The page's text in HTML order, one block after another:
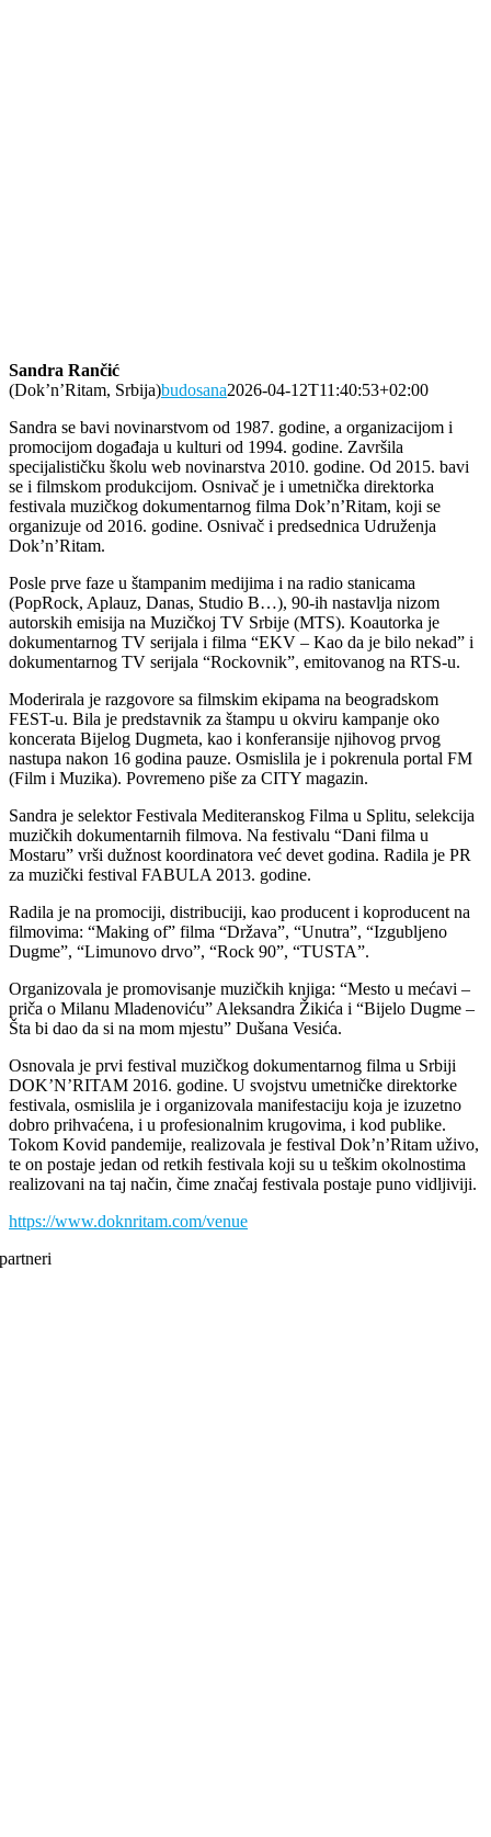
Sandra Rančić
(Dok’n’Ritam, Srbija)budosana2026-04-12T11:40:53+02:00
Sandra se bavi novinarstvom od 1987. godine, a organizacijom i
promocijom događaja u kulturi od 1994. godine. Završila
specijalističku školu web novinarstva 2010. godine. Od 2015. bavi
se i filmskom produkcijom. Osnivač je i umetnička direktorka
festivala muzičkog dokumentarnog filma Dok’n’Ritam, koji se
organizuje od 2016. godine. Osnivač i predsednica Udruženja
Dok’n’Ritam.
Posle prve faze u štampanim medijima i na radio stanicama
(PopRock, Aplauz, Danas, Studio B…), 90-ih nastavlja nizom
autorskih emisija na Muzičkoj TV Srbije (MTS). Koautorka je
dokumentarnog TV serijala i filma “EKV – Kao da je bilo nekad” i
dokumentarnog TV serijala “Rockovnik”, emitovanog na RTS-u.
Moderirala je razgovore sa filmskim ekipama na beogradskom
FEST-u. Bila je predstavnik za štampu u okviru kampanje oko
koncerata Bijelog Dugmeta, kao i konferansije njihovog prvog
nastupa nakon 16 godina pauze. Osmislila je i pokrenula portal FM
(Film i Muzika). Povremeno piše za CITY magazin.
Sandra je selektor Festivala Mediteranskog Filma u Splitu, selekcija
muzičkih dokumentarnih filmova. Na festivalu “Dani filma u
Mostaru” vrši dužnost koordinatora već devet godina. Radila je PR
za muzički festival FABULA 2013. godine.
Radila je na promociji, distribuciji, kao producent i koproducent na
filmovima: “Making of” filma “Država”, “Unutra”, “Izgubljeno
Dugme”, “Limunovo drvo”, “Rock 90”, “TUSTA”.
Organizovala je promovisanje muzičkih knjiga: “Mesto u mećavi –
priča o Milanu Mladenoviću” Aleksandra Žikića i “Bijelo Dugme –
Šta bi dao da si na mom mjestu” Dušana Vesića.
Osnovala je prvi festival muzičkog dokumentarnog filma u Srbiji
DOK’N’RITAM 2016. godine. U svojstvu umetničke direktorke
festivala, osmislila je i organizovala manifestaciju koja je izuzetno
dobro prihvaćena, i u profesionalnim krugovima, i kod publike.
Tokom Kovid pandemije, realizovala je festival Dok’n’Ritam uživo,
te on postaje jedan od retkih festivala koji su u teškim okolnostima
realizovani na taj način, čime značaj festivala postaje puno vidljiviji.
https://www.doknritam.com/venue
partneri